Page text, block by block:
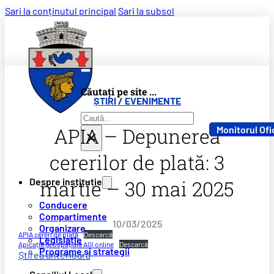
Sari la conținutul principal Sari la subsol
Căutați pe site ...
Caută
×
Despre instituție
Conducere
Compartimente
Organizare
Legislație
Programe și strategii
Monitorul
ȘTIRI / EVENIMENTE
APIA – Depunerea
cererilor de plată: 3
martie – 30 mai 2025
10/03/2025
APIA cereri de plată
Descarcă
Apicația geospațială AGI online
Descarcă
Știrea anterioară